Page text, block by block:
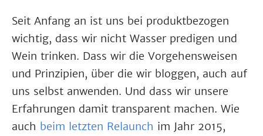
Seit Anfang an ist uns bei produktbezogen
wichtig, dass wir nicht Wasser predigen und
Wein trinken. Dass wir die Vorgehensweisen
und Prinzipien, über die wir bloggen, auch auf
uns selbst anwenden. Und dass wir unsere
Erfahrungen damit transparent machen. Wie
auch beim letzten Relaunch im Jahr 2015,